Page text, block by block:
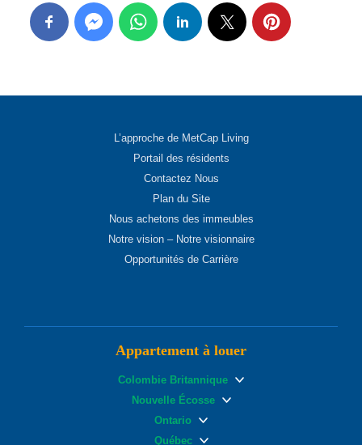
L’approche de MetCap Living
Portail des résidents
Contactez Nous
Plan du Site
Nous achetons des immeubles
Notre vision – Notre visionnaire
Opportunités de Carrière
Appartement à louer
Colombie Britannique
Nouvelle Écosse
Ontario
Québec